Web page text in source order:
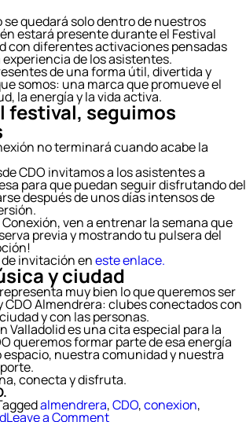
se quedará solo dentro de nuestros
estará presente durante el Festival
con diferentes activaciones pensadas
de los asistentes.
de una forma útil, divertida y
somos: una marca que promueve el
la energía y la vida activa.
festival, seguimos
no terminará cuando acabe la
CDO invitamos a los asistentes a
para que puedan seguir disfrutando del
después de unos días intensos de
ven a entrenar la semana que
previa y mostrando tu pulsera del
invitación eneste enlace.
y ciudad
muy bien lo que queremos ser
CDO Almendrera: clubes conectados con
y con las personas.
Valladolid es una cita especial para la
queremos formar parte de esa energía
nuestra comunidad y nuestra
conecta y disfruta.
almendrera,CDO,conexion,
Leave a Commenton